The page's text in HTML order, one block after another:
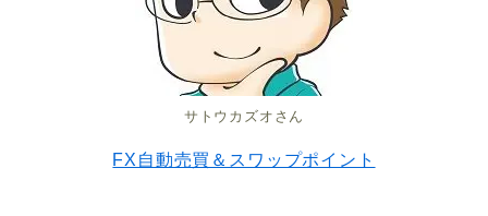
サトウカズオさん
FX自動売買＆スワップポイント